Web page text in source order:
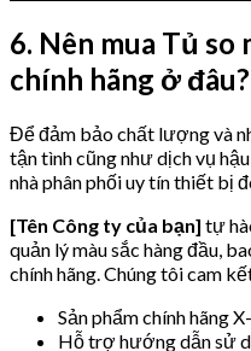
6. Nên mua Tủ so
chính hãng ở đâu?
Để đảm bảo chất lượng và
tận tình cũng như dịch vụ
nhà phân phối uy tín thiết bị
[Tên Công ty của bạn] tự
quản lý màu sắc hàng đầu,
chính hãng. Chúng tôi cam
Sản phẩm chính hãng
Hỗ trợ hướng dẫn sử